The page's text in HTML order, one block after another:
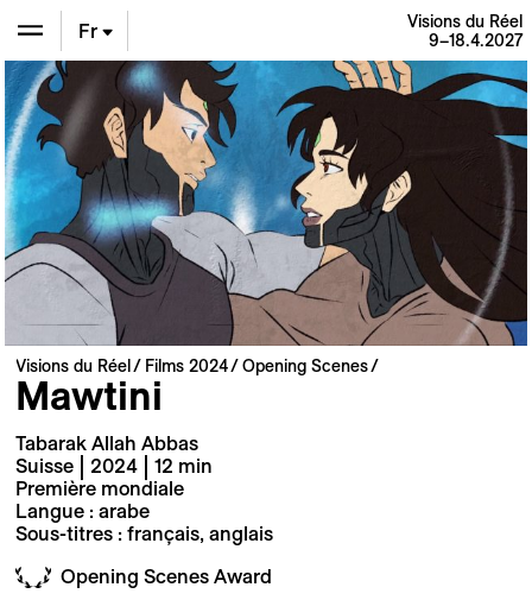
En
Fr
Visions du Réel
9–18.4.2027
Visions du Réel Films 2024 Opening Scenes
Mawtini
Tabarak Allah Abbas
Suisse | 2024 | 12 min
Première mondiale
Langue : arabe
Sous-titres : français, anglais
Opening Scenes Award